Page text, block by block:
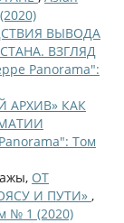
ВЫВОДА
ВЗГЛЯД
Panorama":
АРХИВ» КАК
Том
ОТ
И ПУТИ» ,
№ 1 (2020)